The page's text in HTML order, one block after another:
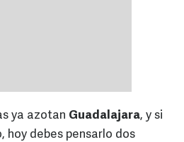
ya azotan Guadalajara, y si
hoy debes pensarlo dos